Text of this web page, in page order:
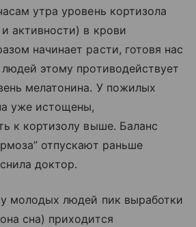
утра уровень кортизола
активности) в крови
начинает расти, готовя нас
этому противодействует
мелатонина. У пожилых
уже истощены,
к кортизолу выше. Баланс
отпускают раньше
доктор.
молодых людей пик выработки
сна) приходится